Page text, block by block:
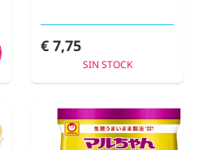
€ 7,75
SIN STOCK